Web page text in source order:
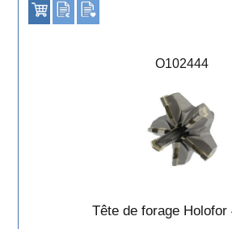
O102444
Tête de forage Holofor